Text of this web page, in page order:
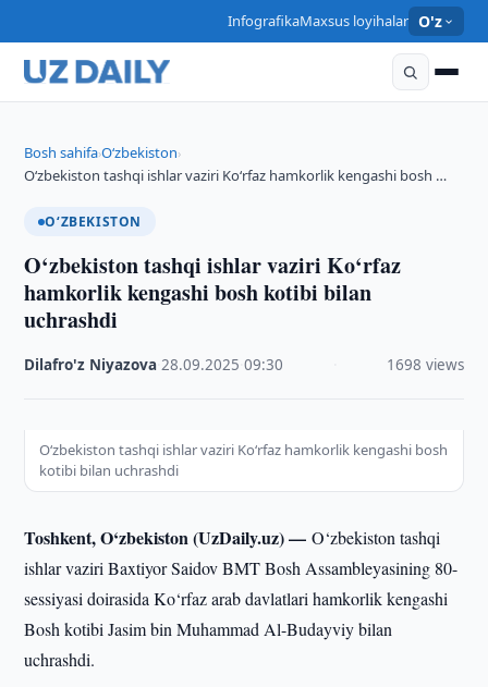
InfografikaMaxsus loyihalar O'z
Bosh sahifa›O‘zbekiston›
O‘zbekiston tashqi ishlar vaziri Ko‘rfaz hamkorlik kengashi bosh …
O‘ZBEKISTON
O‘zbekiston tashqi ishlar vaziri Ko‘rfaz
hamkorlik kengashi bosh kotibi bilan
uchrashdi
Dilafro'z Niyazova ·28.09.2025 ·09:30 1698 views
O‘zbekiston tashqi ishlar vaziri Ko‘rfaz hamkorlik kengashi bosh
kotibi bilan uchrashdi
Toshkent, O‘zbekiston (UzDaily.uz) —O‘zbekiston tashqi
ishlar vaziri Baxtiyor Saidov BMT Bosh Assambleyasining 80-
sessiyasi doirasida Ko‘rfaz arab davlatlari hamkorlik kengashi
Bosh kotibi Jasim bin Muhammad Al-Budayviy bilan
uchrashdi.